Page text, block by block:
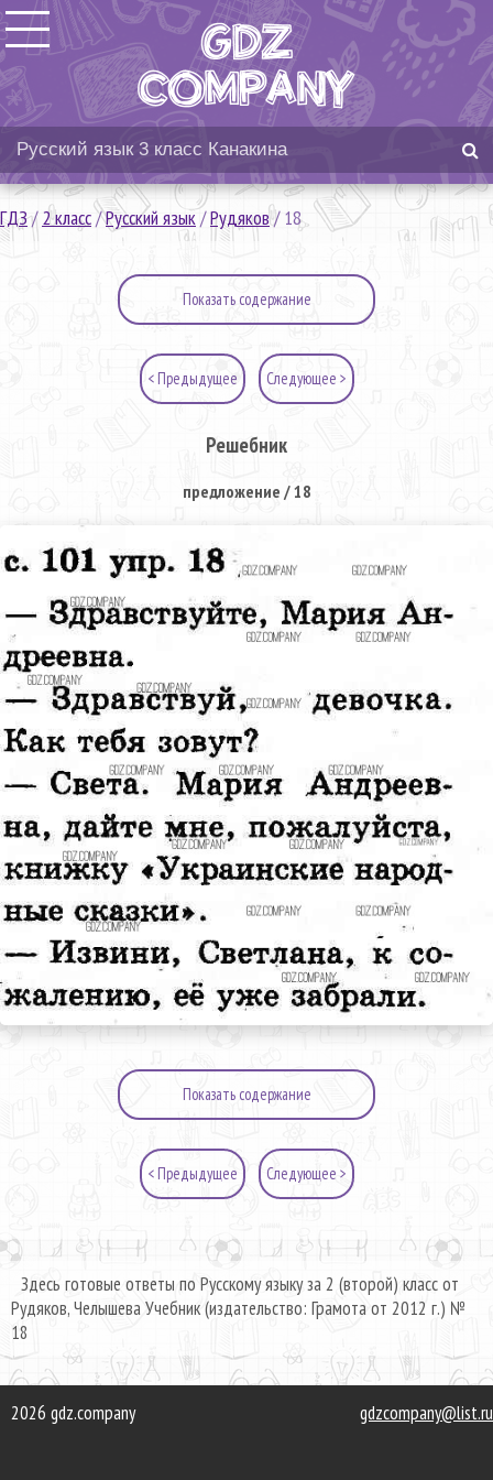
ГДЗ/2 класс/Русский язык/Рудяков/18
Показать содержание
< Предыдущее Следующее >
Решебник
предложение / 18
Показать содержание
< Предыдущее Следующее >
Здесь готовые ответы по Русскому языку за 2 (второй) класс от
Рудяков, Челышева Учебник (издательство: Грамота от 2012 г.) №
18
2026 gdz.company gdzcompany@list.ru